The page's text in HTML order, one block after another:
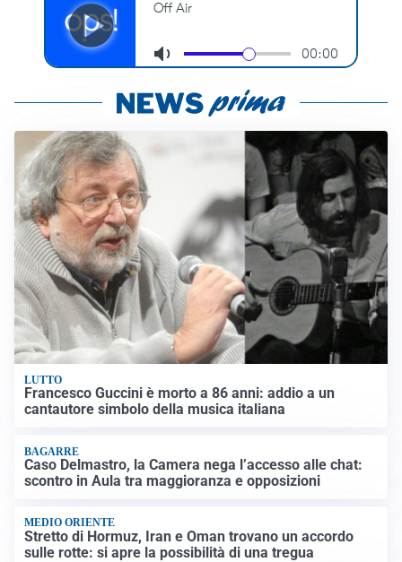
LUTTO
Francesco Guccini è morto a 86 anni: addio a un
cantautore simbolo della musica italiana
BAGARRE
Caso Delmastro, la Camera nega l’accesso alle chat:
scontro in Aula tra maggioranza e opposizioni
MEDIO ORIENTE
Stretto di Hormuz, Iran e Oman trovano un accordo
sulle rotte: si apre la possibilità di una tregua